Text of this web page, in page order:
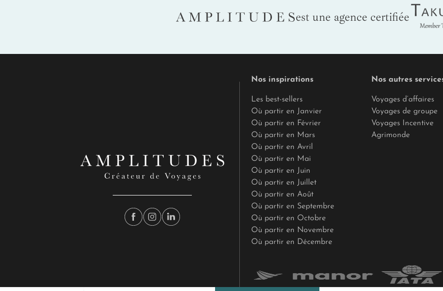
AMPLITUDES est une agence certifiée
Nos inspirations
Les best-sellers
Où partir en Janvier
Où partir en Février
Où partir en Mars
Où partir en Avril
Où partir en Mai
Où partir en Juin
Où partir en Juillet
Où partir en Août
Où partir en Septembre
Où partir en Octobre
Où partir en Novembre
Où partir en Décembre
Nos autres
Voyages d’affaires
Voyages de groupe
Voyages Incentive
Agrimonde